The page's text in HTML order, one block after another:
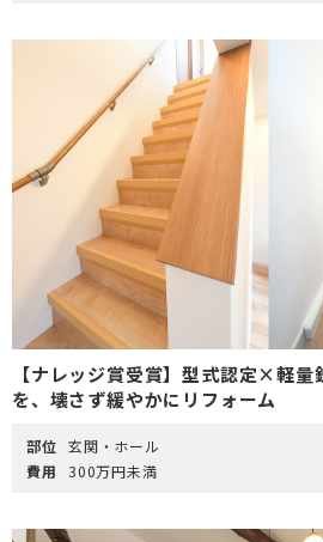
【ナレッジ賞受賞】型式認定×軽量
を、壊さず緩やかにリフォーム
部位 玄関・ホール
費用
300万円未満